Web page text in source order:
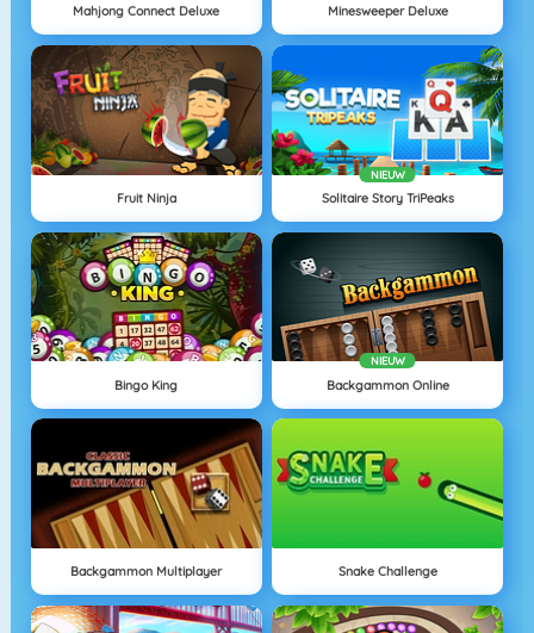
Mahjong Connect Deluxe Minesweeper Deluxe
Fruit Ninja
NIEUW
Solitaire Story TriPeaks
Bingo King
NIEUW
Backgammon Online
Backgammon Multiplayer Snake Challenge